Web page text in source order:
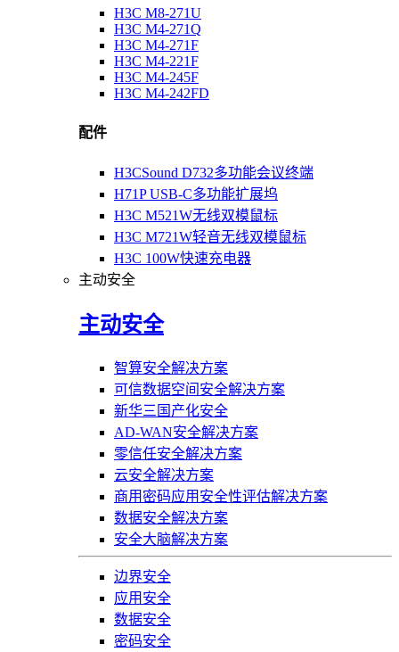
H3C M8-271U
H3C M4-271Q
H3C M4-271F
H3C M4-221F
H3C M4-245F
H3C M4-242FD
配件
H3CSound D732多功能会议终端
H71P USB-C多功能扩展坞
H3C M521W无线双模鼠标
H3C M721W轻音无线双模鼠标
H3C 100W快速充电器
主动安全
主动安全
智算安全解决方案
可信数据空间安全解决方案
新华三国产化安全
AD-WAN安全解决方案
零信任安全解决方案
云安全解决方案
商用密码应用安全性评估解决方案
数据安全解决方案
安全大脑解决方案
边界安全
应用安全
数据安全
密码安全